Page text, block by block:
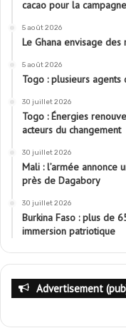
cacao pour la
5 août 2026
Le Ghana envisage
5 août 2026
Togo : plusieurs
30 juillet 2026
Togo : Énergies
acteurs du changement
30 juillet 2026
Mali : l’armée annonce
près de Dagabory
30 juillet 2026
Burkina Faso : plus de
immersion patriotique
Advertisement